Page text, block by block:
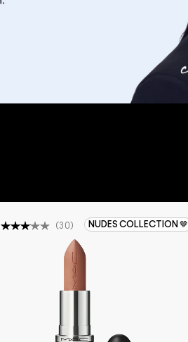
NUDES COLLECTION 🤎
(30 )